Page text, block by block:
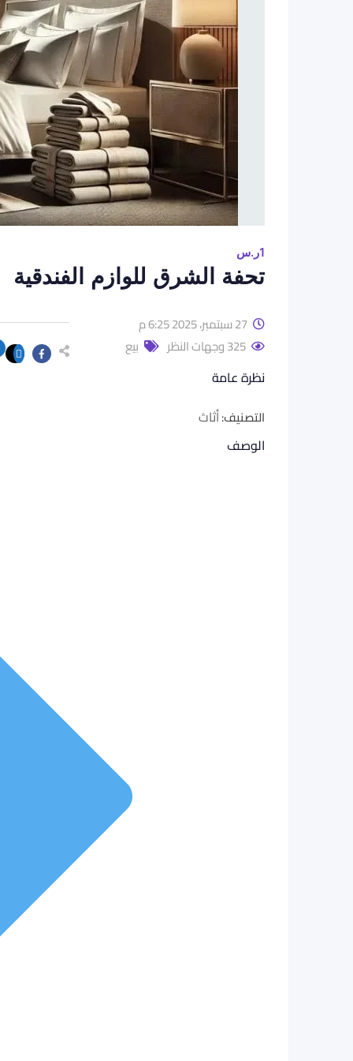
1ر.س
تحفة الشرق للوازم الفندقية
27 سبتمبر، 2025 6:25 م
325 وجهات النظر
بيع
نظرة عامة
التصنيف:أثاث
الوصف